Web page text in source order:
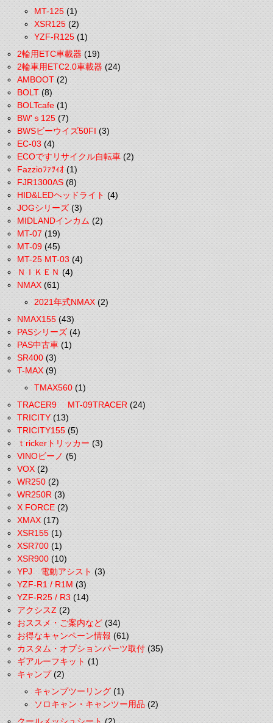
MT-125(1)
XSR125(2)
YZF-R125(1)
2輪用ETC車載器(19)
2輪車用ETC2.0車載器(24)
AMBOOT(2)
BOLT(8)
BOLTcafe(1)
BW'ｓ125(7)
BWSビーウイズ50FI(3)
EC-03(4)
ECOですリサイクル自転車(2)
Fazzioﾌｧﾂｨｵ(1)
FJR1300AS(8)
HID&LEDヘッドライト(4)
JOGシリーズ(3)
MIDLANDインカム(2)
MT-07(19)
MT-09(45)
MT-25 MT-03(4)
ＮＩＫＥＮ(4)
NMAX(61)
2021年式NMAX(2)
NMAX155(43)
PASシリーズ(4)
PAS中古車(1)
SR400(3)
T-MAX(9)
TMAX560(1)
TRACER9 MT-09TRACER(24)
TRICITY(13)
TRICITY155(5)
ｔrickerトリッカー(3)
VINOビーノ(5)
VOX(2)
WR250(2)
WR250R(3)
X FORCE(2)
XMAX(17)
XSR155(1)
XSR700(1)
XSR900(10)
YPJ 電動アシスト(3)
YZF-R1 / R1M(3)
YZF-R25 / R3(14)
アクシスZ(2)
おススメ・ご案内など(34)
お得なキャンペーン情報(61)
カスタム・オプションパーツ取付(35)
ギアルーフキット(1)
キャンプ(2)
キャンプツーリング(1)
ソロキャン・キャンツー用品(2)